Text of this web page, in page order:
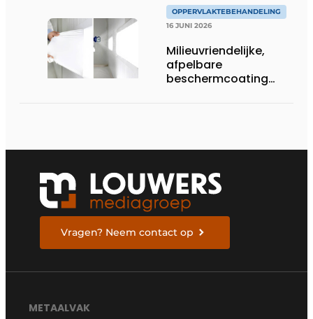
OPPERVLAKTEBEHANDELING
16 JUNI 2026
Milieuvriendelijke,
afpelbare
beschermcoating
Vragen? Neem contact op
METAALVAK